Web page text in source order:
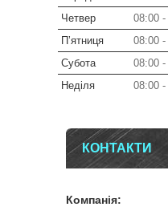
Четвер
08:00
Пʼятниця
08:00
Субота
08:00
Неділя
08:00
КОНТАКТИ